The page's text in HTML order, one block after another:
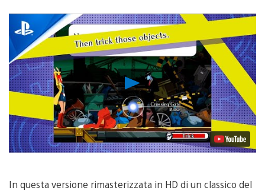
Riproduci
video
In questa versione rimasterizzata in HD di un classico del